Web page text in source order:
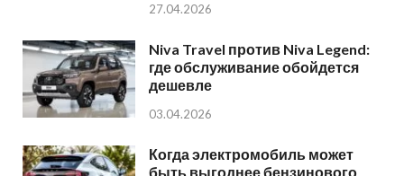
27.04.2026
Niva Travel против Niva Legend:
где обслуживание обойдется
дешевле
03.04.2026
Когда электромобиль может
быть выгоднее бензинового